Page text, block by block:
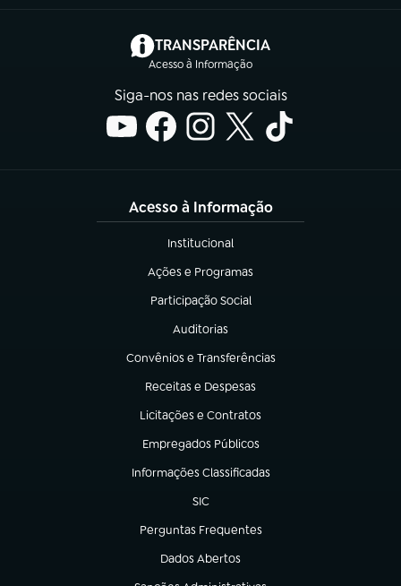
TRANSPARÊNCIA
Acesso à Informação
(abre em nova aba)
Siga-nos nas redes sociais
Acesso à Informação
Institucional
(abre em nova aba)
Ações e Programas
(abre em nova aba)
Participação Social
(abre em nova aba)
Auditorias
(abre em nova aba)
Convênios e Transferências
(abre em nova aba)
Receitas e Despesas
(abre em nova aba)
Licitações e Contratos
(abre em nova aba)
Empregados Públicos
(abre em nova aba)
Informações Classificadas
(abre em nova aba)
SIC
(abre em nova aba)
Perguntas Frequentes
(abre em nova aba)
Dados Abertos
(abre em nova aba)